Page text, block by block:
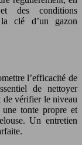
des conditions
clé d’un gazon
l’efficacité de
de nettoyer
de vérifier le niveau
une tonte propre et
Un entretien